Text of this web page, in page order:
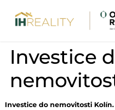
Investice
Investice do nemovitosti